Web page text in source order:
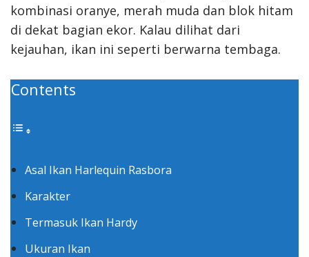
kombinasi oranye, merah muda dan blok hitam
di dekat bagian ekor. Kalau dilihat dari
kejauhan, ikan ini seperti berwarna tembaga.
Contents
Asal Ikan Harlequin Rasbora
Karakter
Termasuk Ikan Hardy
Ukuran Ikan